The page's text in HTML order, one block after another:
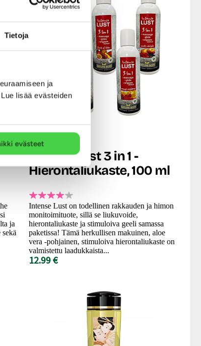
Tietoja
ja
lisää evästeiden
evästeet
ja
Nature Body
Intense Lust 3 in 1 -
Hierontaliukaste, 100 ml
Intense Lust on todellinen rakkauden ja himon
monitoimituote, sillä se liukuvoide,
hierontaliukaste ja stimuloiva geeli samassa
paketissa! Tämä herkullisen makuinen, aloe
vera -pohjainen, stimuloiva hierontaliukaste on
valmistettu laadukkaista...
12.99 €